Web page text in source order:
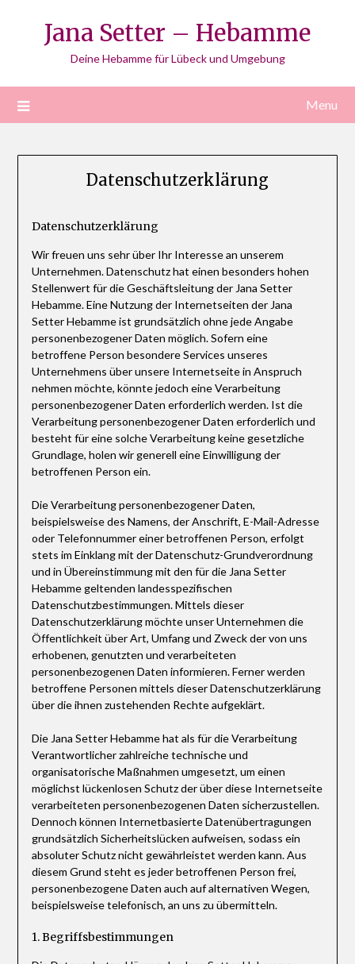
Jana Setter – Hebamme
Deine Hebamme für Lübeck und Umgebung
Menu
Datenschutzerklärung
Datenschutzerklärung
Wir freuen uns sehr über Ihr Interesse an unserem
Unternehmen. Datenschutz hat einen besonders hohen
Stellenwert für die Geschäftsleitung der Jana Setter
Hebamme. Eine Nutzung der Internetseiten der Jana
Setter Hebamme ist grundsätzlich ohne jede Angabe
personenbezogener Daten möglich. Sofern eine
betroffene Person besondere Services unseres
Unternehmens über unsere Internetseite in Anspruch
nehmen möchte, könnte jedoch eine Verarbeitung
personenbezogener Daten erforderlich werden. Ist die
Verarbeitung personenbezogener Daten erforderlich und
besteht für eine solche Verarbeitung keine gesetzliche
Grundlage, holen wir generell eine Einwilligung der
betroffenen Person ein.
Die Verarbeitung personenbezogener Daten,
beispielsweise des Namens, der Anschrift, E-Mail-Adresse
oder Telefonnummer einer betroffenen Person, erfolgt
stets im Einklang mit der Datenschutz-Grundverordnung
und in Übereinstimmung mit den für die Jana Setter
Hebamme geltenden landesspezifischen
Datenschutzbestimmungen. Mittels dieser
Datenschutzerklärung möchte unser Unternehmen die
Öffentlichkeit über Art, Umfang und Zweck der von uns
erhobenen, genutzten und verarbeiteten
personenbezogenen Daten informieren. Ferner werden
betroffene Personen mittels dieser Datenschutzerklärung
über die ihnen zustehenden Rechte aufgeklärt.
Die Jana Setter Hebamme hat als für die Verarbeitung
Verantwortlicher zahlreiche technische und
organisatorische Maßnahmen umgesetzt, um einen
möglichst lückenlosen Schutz der über diese Internetseite
verarbeiteten personenbezogenen Daten sicherzustellen.
Dennoch können Internetbasierte Datenübertragungen
grundsätzlich Sicherheitslücken aufweisen, sodass ein
absoluter Schutz nicht gewährleistet werden kann. Aus
diesem Grund steht es jeder betroffenen Person frei,
personenbezogene Daten auch auf alternativen Wegen,
beispielsweise telefonisch, an uns zu übermitteln.
1. Begriffsbestimmungen